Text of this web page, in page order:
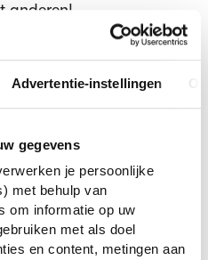
Advertentie-instellingen
gegevens
je persoonlijke
met behulp van
om informatie op uw
met als doel
en content, metingen aan
anderen!